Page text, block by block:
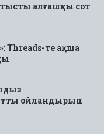
алғашқы сот
Threads-те ақша
ойландырып